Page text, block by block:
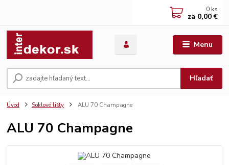
Menu
Hľadať
0 ks
za 0,00 €
Úvod Soklové lišty ALU 70 Champagne
ALU 70 Champagne